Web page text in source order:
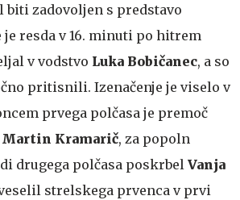
zadovoljen s predstavo
je resda v 16. minuti po hitrem
v vodstvo Luka Bobičanec, a so
pritisnili. Izenačenje je viselo v
prvega polčasa je premoč
Martin Kramarič, za popoln
drugega polčasa poskrbel Vanja
strelskega prvenca v prvi